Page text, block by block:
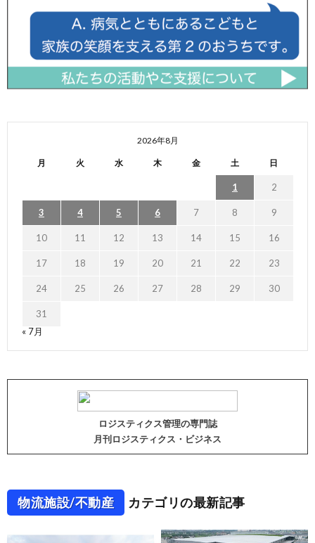
2026年8月
月 火 水 木 金 土 日
1 2
3 4 5 6 7 8 9
10 11 12 13 14 15 16
17 18 19 20 21 22 23
24 25 26 27 28 29 30
31
« 7月
ロジスティクス管理の専門誌
月刊ロジスティクス・ビジネス
物流施設/不動産 カテゴリの最新記事